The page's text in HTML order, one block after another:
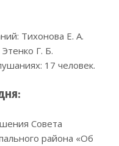
Тихонова Е. А.
Г. Б.
17 человек.
Совета
района «Об